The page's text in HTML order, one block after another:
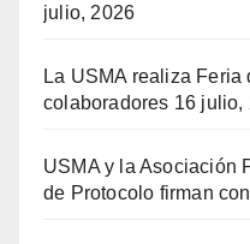
julio, 2026
La USMA realiza
colaboradores 16 julio,
USMA y la Asociación
de Protocolo firman